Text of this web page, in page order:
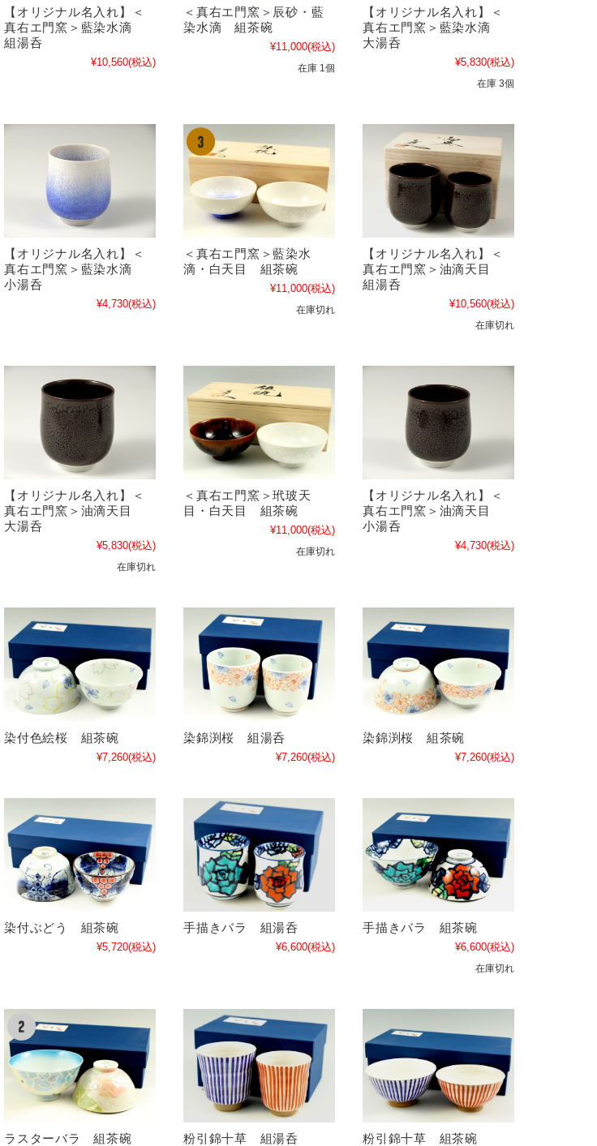
【オリジナル名入れ】＜
真右エ門窯＞藍染水滴
組湯呑
¥10,560(税込)
＜真右エ門窯＞辰砂・藍
染水滴 組茶碗
¥11,000(税込)
在庫 1個
【オリジナル名入れ】＜
真右エ門窯＞藍染水滴
大湯呑
¥5,830(税込)
在庫 3個
【オリジナル名入れ】＜
真右エ門窯＞藍染水滴
小湯呑
¥4,730(税込)
＜真右エ門窯＞藍染水
滴・白天目 組茶碗
¥11,000(税込)
在庫切れ
【オリジナル名入れ】＜
真右エ門窯＞油滴天目
組湯呑
¥10,560(税込)
在庫切れ
【オリジナル名入れ】＜
真右エ門窯＞油滴天目
大湯呑
¥5,830(税込)
在庫切れ
＜真右エ門窯＞玳玻天
目・白天目 組茶碗
¥11,000(税込)
在庫切れ
【オリジナル名入れ】＜
真右エ門窯＞油滴天目
小湯呑
¥4,730(税込)
染付色絵桜 組茶碗
¥7,260(税込)
染錦渕桜 組湯呑
¥7,260(税込)
染錦渕桜 組茶碗
¥7,260(税込)
染付ぶどう 組茶碗
¥5,720(税込)
手描きバラ 組湯呑
¥6,600(税込)
手描きバラ 組茶碗
¥6,600(税込)
在庫切れ
ラスターバラ 組茶碗 粉引錦十草 組湯呑 粉引錦十草 組茶碗